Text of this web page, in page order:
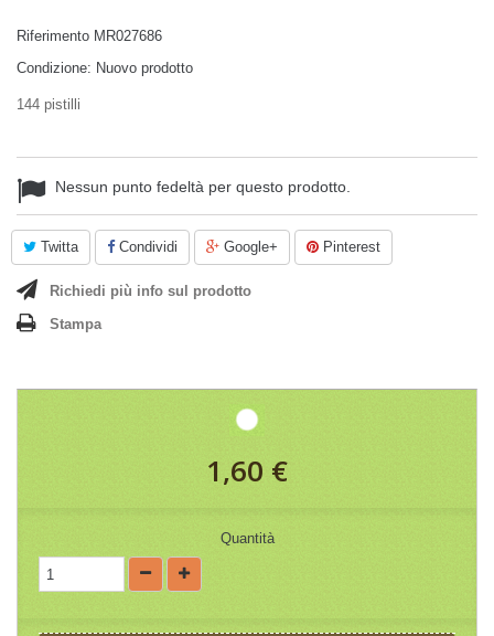
Riferimento MR027686
Condizione: Nuovo prodotto
144 pistilli
Nessun punto fedeltà per questo prodotto.
Twitta Condividi Google+ Pinterest
Richiedi più info sul prodotto
Stampa
1,60 €
Quantità